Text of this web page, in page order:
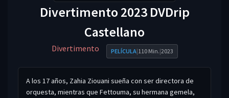
Divertimento 2023 DVDrip
Castellano
Divertimento PELÍCULA|110 Min.|2023
A los 17 años, Zahia Ziouani sueña con ser directora de
orquesta, mientras que Fettouma, su hermana gemela,